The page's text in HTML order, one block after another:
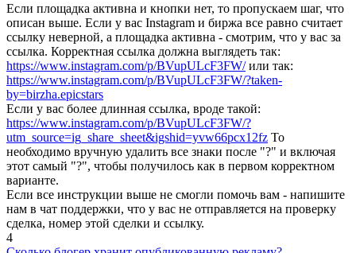
Если площадка активна и кнопки нет, то пропускаем шаг, что
описан выше. Если у вас Instagram и биржа все равно считает
ссылку неверной, а площадка активна - смотрим, что у вас за
ссылка. Корректная ссылка должна выглядеть так:
https://www.instagram.com/p/BVupULcF3FW/или так:
https://www.instagram.com/p/BVupULcF3FW/?taken-
by=birzha.epicstars
Если у вас более длинная ссылка, вроде такой:
https://www.instagram.com/p/BVupULcF3FW/?
utm_source=ig_share_sheet&igshid=yvw66pcx12fz То
необходимо вручную удалить все знаки после "?" и включая
этот самый "?", чтобы получилось как в первом корректном
варианте.
Если все инструкции выше не смогли помочь вам - напишите
нам в чат поддержки, что у вас не отправляется на проверку
сделка, номер этой сделки и ссылку.
4